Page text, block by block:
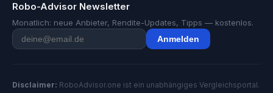
Robo-Advisor Newsletter
Monatlich: neue Anbieter, Rendite-Updates, Tipps — kostenlos.
Anmelden
Disclaimer: RoboAdvisor.one ist ein unabhängiges Vergleichsportal.